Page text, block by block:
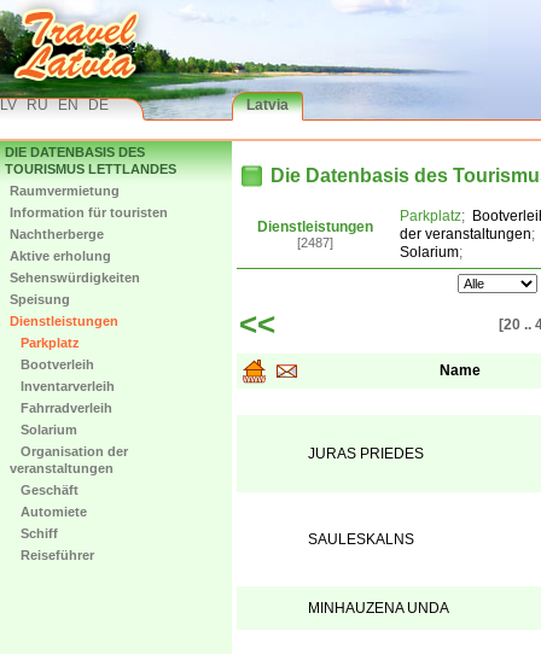
LV RU EN DE Latvia
DIE DATENBASIS DES
TOURISMUS LETTLANDES
Raumvermietung
Information für touristen
Nachtherberge
Aktive erholung
Sehenswürdigkeiten
Speisung
Dienstleistungen
Parkplatz
Bootverleih
Inventarverleih
Fahrradverleih
Solarium
Organisation der
veranstaltungen
Geschäft
Automiete
Schiff
Reiseführer
Die Datenbasis des
Dienstleistungen
[2487]
Parkplatz;
der veranstaltungen;
Solarium;
<< [20 ..
Name
JURAS PRIEDES
SAULESKALNS
MINHAUZENA UNDA